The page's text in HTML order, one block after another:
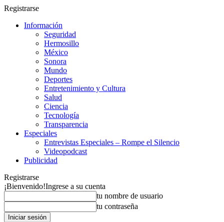
Registrarse
Información
Seguridad
Hermosillo
México
Sonora
Mundo
Deportes
Entretenimiento y Cultura
Salud
Ciencia
Tecnología
Transparencia
Especiales
Entrevistas Especiales – Rompe el Silencio
Videopodcast
Publicidad
Registrarse
¡Bienvenido!Ingrese a su cuenta
tu nombre de usuario
tu contraseña